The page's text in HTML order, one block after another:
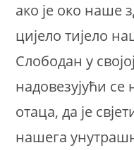
ако је око наше
цијело тијело
Слободан у
надовезујући
отаца, да је
нашега